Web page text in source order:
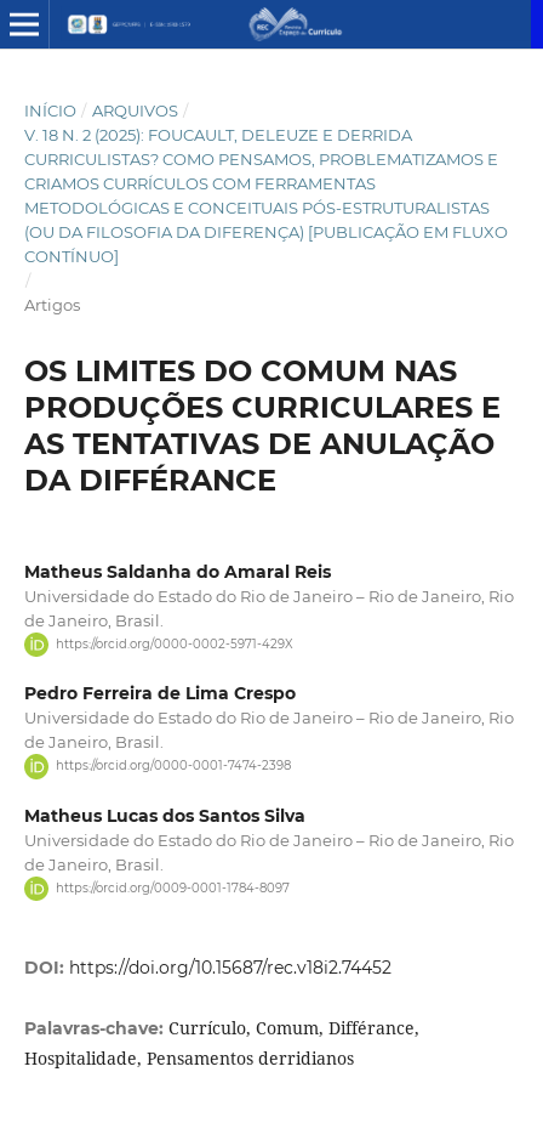
INÍCIO / ARQUIVOS /
V. 18 N. 2 (2025): FOUCAULT, DELEUZE E DERRIDA
CURRICULISTAS? COMO PENSAMOS, PROBLEMATIZAMOS E
CRIAMOS CURRÍCULOS COM FERRAMENTAS
METODOLÓGICAS E CONCEITUAIS PÓS-ESTRUTURALISTAS
(OU DA FILOSOFIA DA DIFERENÇA) [PUBLICAÇÃO EM FLUXO
CONTÍNUO]
/
Artigos
OS LIMITES DO COMUM NAS
PRODUÇÕES CURRICULARES E
AS TENTATIVAS DE ANULAÇÃO
DA DIFFÉRANCE
Matheus Saldanha do Amaral Reis
Universidade do Estado do Rio de Janeiro – Rio de Janeiro, Rio
de Janeiro, Brasil.
https://orcid.org/0000-0002-5971-429X
Pedro Ferreira de Lima Crespo
Universidade do Estado do Rio de Janeiro – Rio de Janeiro, Rio
de Janeiro, Brasil.
https://orcid.org/0000-0001-7474-2398
Matheus Lucas dos Santos Silva
Universidade do Estado do Rio de Janeiro – Rio de Janeiro, Rio
de Janeiro, Brasil.
https://orcid.org/0009-0001-1784-8097
DOI: https://doi.org/10.15687/rec.v18i2.74452
Palavras-chave: Currículo, Comum, Différance,
Hospitalidade, Pensamentos derridianos